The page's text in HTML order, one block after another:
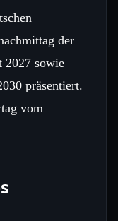
der
2027 sowie
präsentiert.
vom